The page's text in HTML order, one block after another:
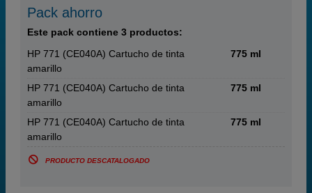
Pack ahorro
Este pack contiene 3 productos:
HP 771 (CE040A) Cartucho de tinta
amarillo
775 ml
HP 771 (CE040A) Cartucho de tinta
amarillo
775 ml
HP 771 (CE040A) Cartucho de tinta
amarillo
775 ml
PRODUCTO DESCATALOGADO